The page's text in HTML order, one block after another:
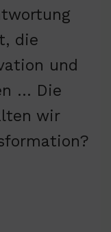
die
und
… Die
wir